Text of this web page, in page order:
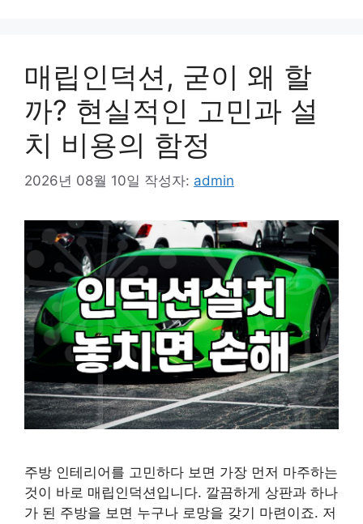
매립인덕션, 굳이 왜 할
까? 현실적인 고민과 설
치 비용의 함정
2026년 08월 10일 작성자: admin
주방 인테리어를 고민하다 보면 가장 먼저 마주하는
것이 바로 매립인덕션입니다. 깔끔하게 상판과 하나
가 된 주방을 보면 누구나 로망을 갖기 마련이죠. 저